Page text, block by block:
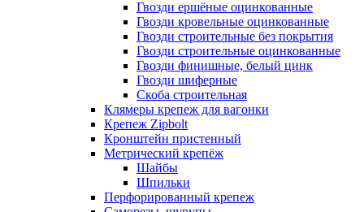
Гвозди ершёные оцинкованные
Гвозди кровельные оцинкованные
Гвозди строительные без покрытия
Гвозди строительные оцинкованные
Гвозди финишные, белый цинк
Гвозди шиферные
Скоба строительная
Клямеры крепеж для вагонки
Крепеж Zipbolt
Кронштейн пристенный
Метрический крепёж
Шайбы
Шпильки
Перфорированный крепеж